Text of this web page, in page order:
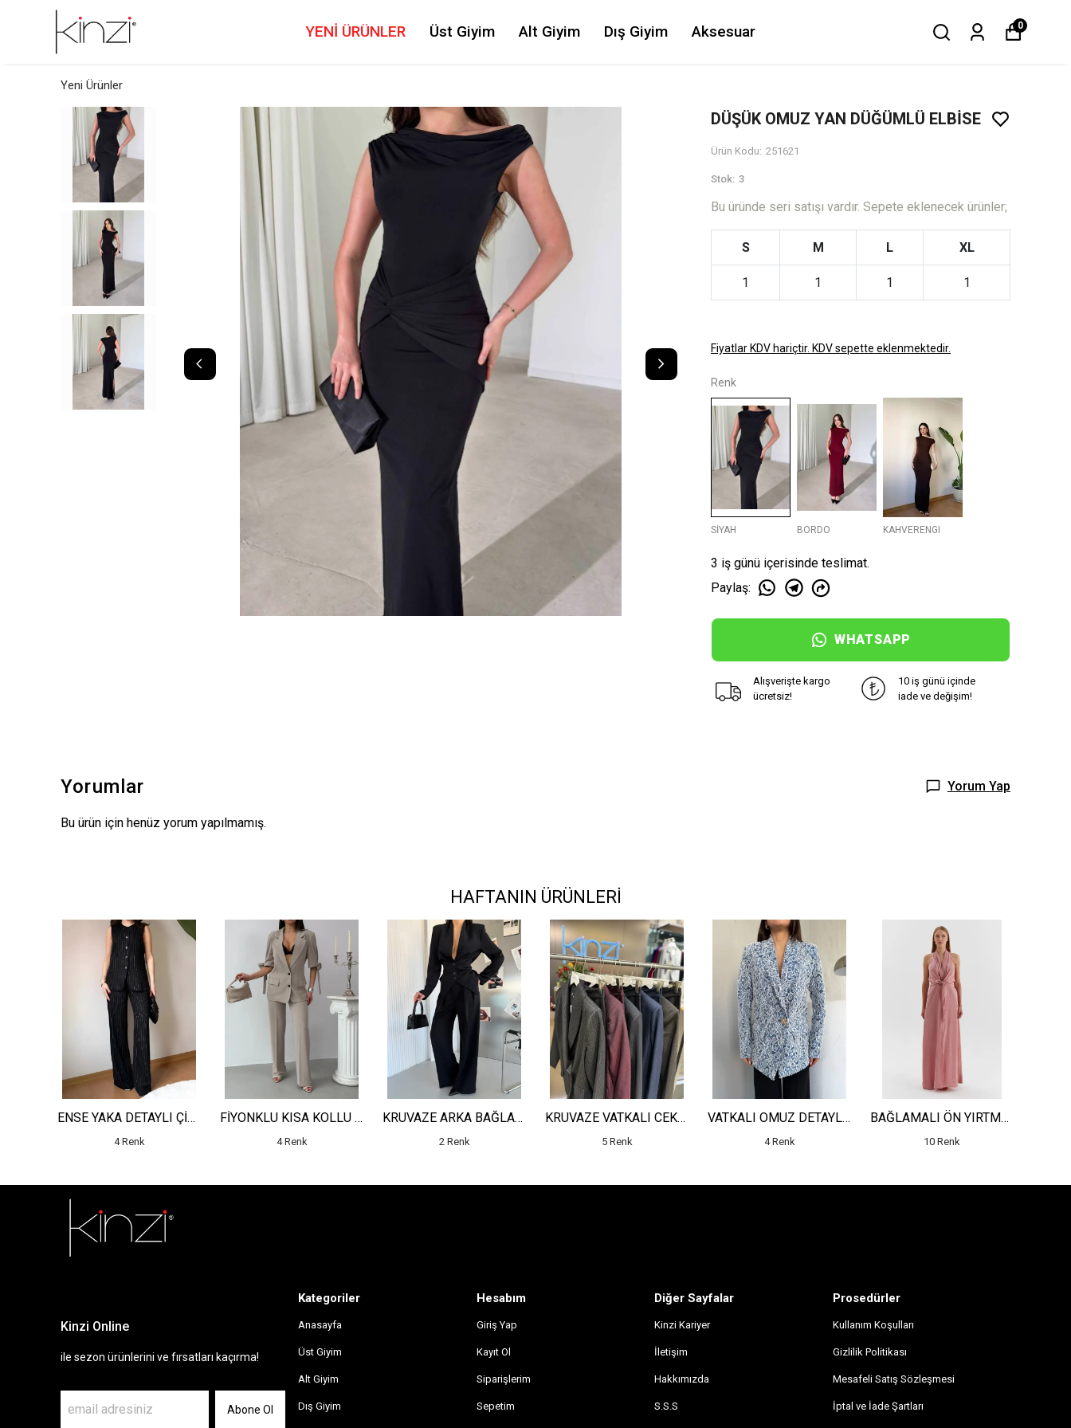
YENİ ÜRÜNLER Üst Giyim Alt Giyim Dış Giyim Aksesuar 0
Yeni Ürünler
DÜŞÜK OMUZ YAN DÜĞÜMLÜ ELBİSE
Ürün Kodu: 251621
Stok: 3
Bu üründe seri satışı vardır. Sepete eklenecek ürünler;
S M L XL
1 1 1 1
Fiyatlar KDV hariçtir. KDV sepette eklenmektedir.
Renk
SİYAH BORDO KAHVERENGI
3 iş günü içerisinde teslimat.
Paylaş:
WHATSAPP
Alışverişte kargo
ücretsiz!
10 iş günü içinde
iade ve değişim!
Yorumlar Yorum Yap
Bu ürün için henüz yorum yapılmamış.
HAFTANIN ÜRÜNLERİ
ENSE YAKA DETAYLI ÇİZGİLİ YELEK - YÜKSEK BEL DETAYLI ÇİZGİLİ PANTOLON
4 Renk
FİYONKLU KISA KOLLU CEKET - YÜKSEK BEL SALAŞ PANTOLON
4 Renk
KRUVAZE ARKA BAĞLAMALI MİNİ CEKET - YÜKSEK BEL PİLELİ DETAYLI SALAŞ PANTOLON
2 Renk
KRUVAZE VATKALI CEKET - YÜKSEK BEL ÇİZGİLİ PANTOLON
5 Renk
VATKALI OMUZ DETAYLI JAKARLI UZUN CEKET
4 Renk
BAĞLAMALI ÖN YIRTMAÇ DETAYLI DESENLİ ELBİSE
10 Renk
Kategoriler
Anasayfa
Üst Giyim
Alt Giyim
Dış Giyim
Hesabım
Giriş Yap
Kayıt Ol
Siparişlerim
Sepetim
Diğer Sayfalar
Kinzi Kariyer
İletişim
Hakkımızda
S.S.S
Prosedürler
Kullanım Koşulları
Gizlilik Politikası
Mesafeli Satış Sözleşmesi
İptal ve İade Şartları
Kinzi Online
ile sezon ürünlerini ve fırsatları kaçırma!
Abone Ol